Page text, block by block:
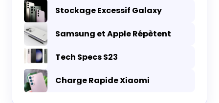
Stockage Excessif Galaxy
Samsung et Apple Répètent
Tech Specs S23
Charge Rapide Xiaomi